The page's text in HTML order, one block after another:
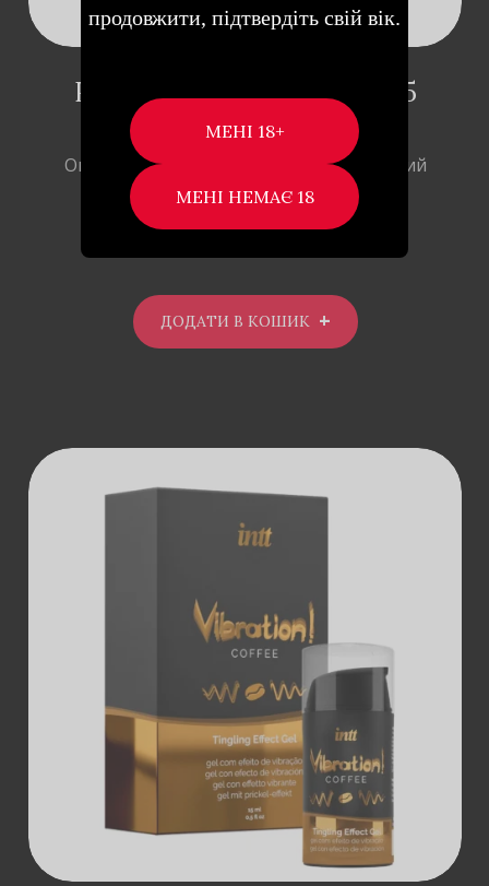
РІДКИЙ ВІБРАТОР INTT, 15
МЛ (ЖУЙКА)
Опис Рідкий вібратор Intt – це унікальний
унісекс-продукт. При нанесенні …
ДОДАТИ В КОШИК
ДОДАТИ В
КОШИК
продовжити, підтвердіть свій вік.